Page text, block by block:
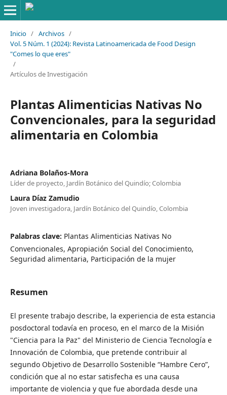
Inicio / Archivos /
Vol. 5 Núm. 1 (2024): Revista Latinoamericada de Food Design
"Comes lo que eres"
/
Artículos de Investigación
Plantas Alimenticias Nativas No
Convencionales, para la seguridad
alimentaria en Colombia
Adriana Bolaños-Mora
Líder de proyecto, Jardín Botánico del Quindío; Colombia
Laura Díaz Zamudio
Joven investigadora, Jardín Botánico del Quindío, Colombia
Palabras clave: Plantas Alimenticias Nativas No
Convencionales, Apropiación Social del Conocimiento,
Seguridad alimentaria, Participación de la mujer
Resumen
El presente trabajo describe, la experiencia de esta estancia
posdoctoral todavía en proceso, en el marco de la Misión
"Ciencia para la Paz" del Ministerio de Ciencia Tecnología e
Innovación de Colombia, que pretende contribuir al
segundo Objetivo de Desarrollo Sostenible “Hambre Cero”,
condición que al no estar satisfecha es una causa
importante de violencia y que fue abordada desde una